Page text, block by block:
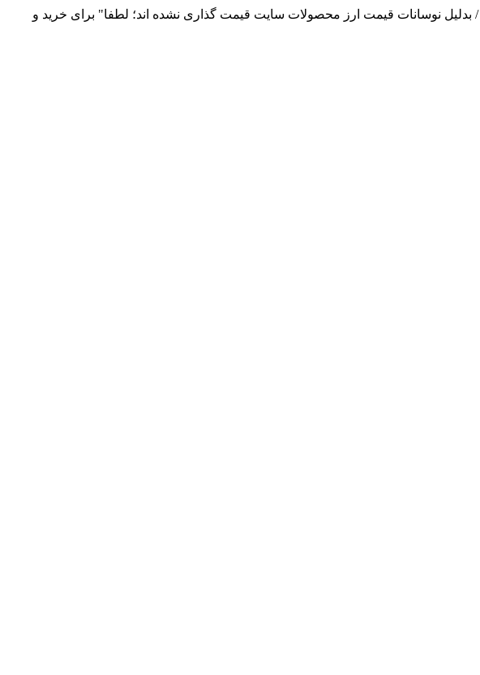
آنچه توانسته ایم، لطف خدا بوده است / فروش و تهیه و توزیع انواع قطعات الکترونیک 66869746-021 و 09120958931 / بدلیل نوسانات قیمت ارز محصولات سایت قیمت گذاری نشده اند؛ لطفا" برای خرید و